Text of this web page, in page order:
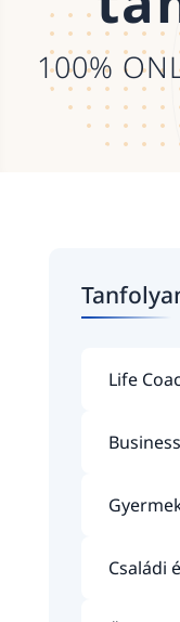
100%
Life
Családi